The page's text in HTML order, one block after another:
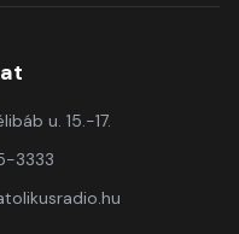
u. 15.-17.
3333